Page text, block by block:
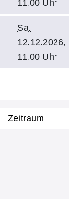
11.00 Uhr
Sa.
12.12.2026,
11.00 Uhr
Zeitraum